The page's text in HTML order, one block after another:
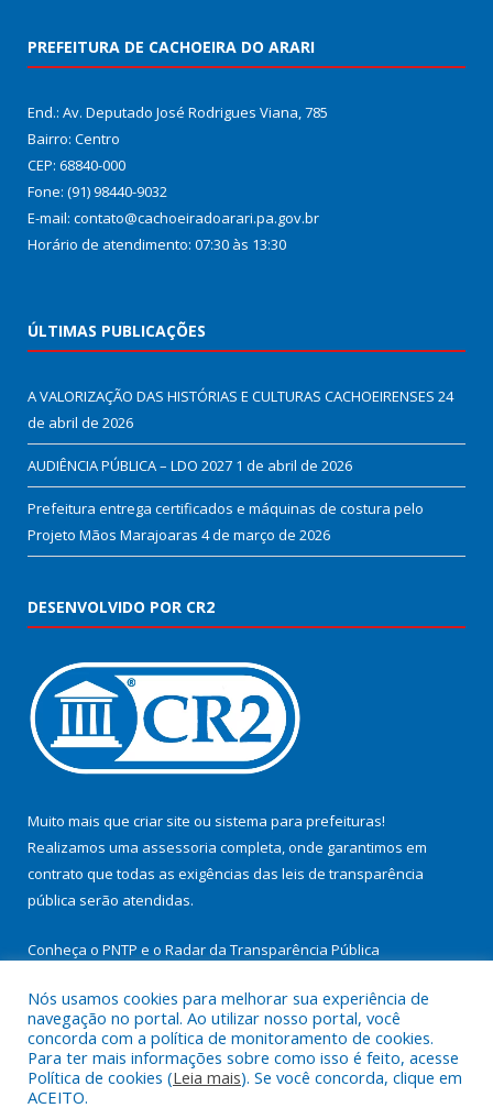
PREFEITURA DE CACHOEIRA DO ARARI
End.: Av. Deputado José Rodrigues Viana, 785
Bairro: Centro
CEP: 68840-000
Fone: (91) 98440-9032
E-mail: contato@cachoeiradoarari.pa.gov.br
Horário de atendimento: 07:30 às 13:30
ÚLTIMAS PUBLICAÇÕES
A VALORIZAÇÃO DAS HISTÓRIAS E CULTURAS CACHOEIRENSES 24
de abril de 2026
AUDIÊNCIA PÚBLICA – LDO 2027 1 de abril de 2026
Prefeitura entrega certificados e máquinas de costura pelo
Projeto Mãos Marajoaras 4 de março de 2026
DESENVOLVIDO POR CR2
Muito mais que criar site ou sistema para prefeituras!
Realizamos uma assessoria completa, onde garantimos em
contrato que todas as exigências das leis de transparência
pública serão atendidas.
Conheça o PNTP e o Radar da Transparência Pública
Todos os direitos reservados a Prefeitura Municipal de
Cachoeira do Arari.
Nós usamos cookies para melhorar sua experiência de
navegação no portal. Ao utilizar nosso portal, você
concorda com a política de monitoramento de cookies.
Para ter mais informações sobre como isso é feito, acesse
Política de cookies (Leia mais). Se você concorda, clique em
ACEITO.